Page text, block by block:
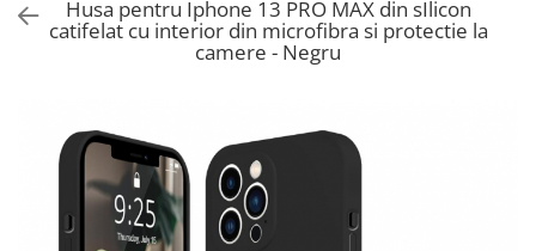
Folii Honor
Huse Vivo
Husa pentru Iphone 13 PRO MAX din sIlicon
catifelat cu interior din microfibra si protectie la
camere - Negru